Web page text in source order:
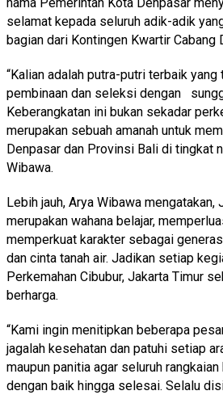
nama Pemerintah Kota Denpasar
selamat kepada seluruh adik-adik
bagian dari Kontingen Kwartir Cabang
“Kalian adalah putra-putri terbaik
pembinaan dan seleksi dengan
Keberangkatan ini bukan sekadar
merupakan sebuah amanah untuk
Denpasar dan Provinsi Bali di tingkat
Wibawa.
Lebih jauh, Arya Wibawa mengatakan,
merupakan wahana belajar,
memperkuat karakter sebagai
dan cinta tanah air. Jadikan setiap
Perkemahan Cibubur, Jakarta Timur
berharga.
“Kami ingin menitipkan beberapa
jagalah kesehatan dan patuhi setiap
maupun panitia agar seluruh
dengan baik hingga selesai. Selalu